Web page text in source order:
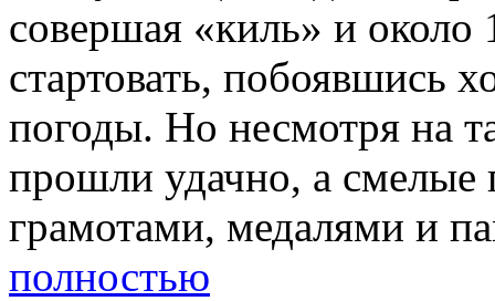
совершая «киль» и около
стартовать, побоявшись
погоды. Но несмотря на
прошли удачно, а смелые
грамотами, медалями и
полностью